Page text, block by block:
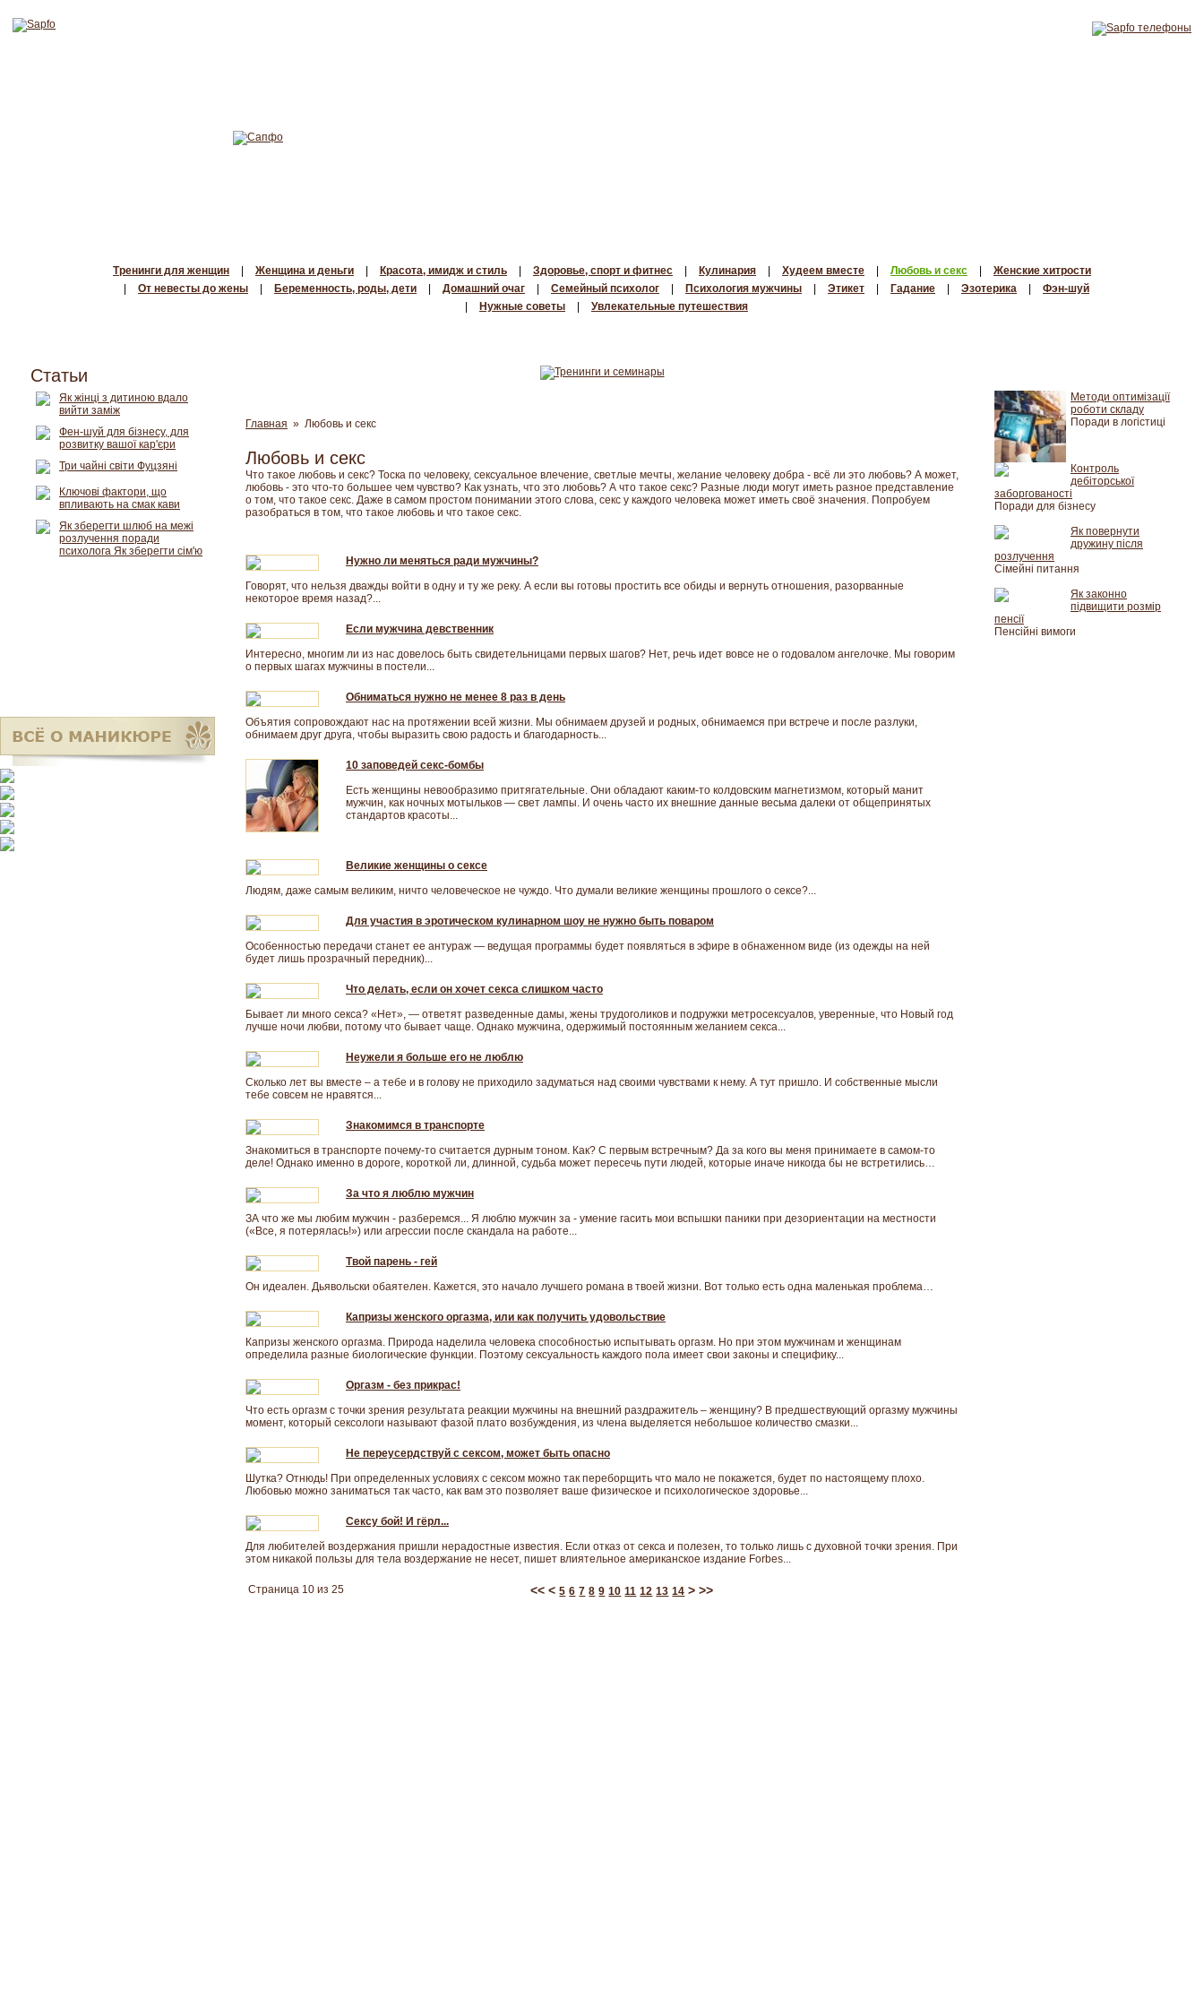
Тренинги для женщин Женщина и деньги Красота, имидж и стиль Здоровье, спорт и фитнес Кулинария Худеем вместе Любовь и секс
Женские хитрости
От невесты до жены Беременность, роды, дети Домашний очаг Семейный психолог Психология мужчины Этикет Гадание Эзотерика
Фэн-шуй
Нужные советы Увлекательные путешествия
Главная » Любовь и секс
Любовь и секс
Что такое любовь и секс? Тоска по человеку, сексуальное влечение, светлые мечты, желание человеку добра - всё ли это любовь? А может,
любовь - это что-то большее чем чувство? Как узнать, что это любовь? А что такое секс? Разные люди могут иметь разное представление
о том, что такое секс. Даже в самом простом понимании этого слова, секс у каждого человека может иметь своё значения. Попробуем
разобраться в том, что такое любовь и что такое секс.
Нужно ли меняться ради мужчины?
Говорят, что нельзя дважды войти в одну и ту же реку. А если вы готовы простить все обиды и вернуть отношения, разорванные
некоторое время назад?...
Если мужчина девственник
Интересно, многим ли из нас довелось быть свидетельницами первых шагов? Нет, речь идет вовсе не о годовалом ангелочке. Мы говорим
о первых шагах мужчины в постели...
Обниматься нужно не менее 8 раз в день
Объятия сопровождают нас на протяжении всей жизни. Мы обнимаем друзей и родных, обнимаемся при встрече и после разлуки,
обнимаем друг друга, чтобы выразить свою радость и благодарность...
10 заповедей секс-бомбы
Есть женщины невообразимо притягательные. Они обладают каким-то колдовским магнетизмом, который манит
мужчин, как ночных мотыльков — свет лампы. И очень часто их внешние данные весьма далеки от общепринятых
стандартов красоты...
Великие женщины о сексе
Людям, даже самым великим, ничто человеческое не чуждо. Что думали великие женщины прошлого о сексе?...
Для участия в эротическом кулинарном шоу не нужно быть поваром
Особенностью передачи станет ее антураж — ведущая программы будет появляться в эфире в обнаженном виде (из одежды на ней
будет лишь прозрачный передник)...
Что делать, если он хочет секса слишком часто
Бывает ли много секса? «Нет», — ответят разведенные дамы, жены трудоголиков и подружки метросексуалов, уверенные, что Новый год
лучше ночи любви, потому что бывает чаще. Однако мужчина, одержимый постоянным желанием секса...
Неужели я больше его не люблю
Сколько лет вы вместе – а тебе и в голову не приходило задуматься над своими чувствами к нему. А тут пришло. И собственные мысли
тебе совсем не нравятся...
Знакомимся в транспорте
Знакомиться в транспорте почему-то считается дурным тоном. Как? С первым встречным? Да за кого вы меня принимаете в самом-то
деле! Однако именно в дороге, короткой ли, длинной, судьба может пересечь пути людей, которые иначе никогда бы не встретились…
За что я люблю мужчин
ЗА что же мы любим мужчин - разберемся... Я люблю мужчин за - умение гасить мои вспышки паники при дезориентации на местности
(«Все, я потерялась!») или агрессии после скандала на работе...
Твой парень - гей
Он идеален. Дьявольски обаятелен. Кажется, это начало лучшего романа в твоей жизни. Вот только есть одна маленькая проблема…
Капризы женского оргазма, или как получить удовольствие
Капризы женского оргазма. Природа наделила человека способностью испытывать оргазм. Но при этом мужчинам и женщинам
определила разные биологические функции. Поэтому сексуальность каждого пола имеет свои законы и специфику...
Оргазм - без прикрас!
Что есть оргазм с точки зрения результата реакции мужчины на внешний раздражитель – женщину? В предшествующий оргазму мужчины
момент, который сексологи называют фазой плато возбуждения, из члена выделяется небольшое количество смазки...
Не переусердствуй с сексом, может быть опасно
Шутка? Отнюдь! При определенных условиях с сексом можно так переборщить что мало не покажется, будет по настоящему плохо.
Любовью можно заниматься так часто, как вам это позволяет ваше физическое и психологическое здоровье...
Сексу бой! И гёрл...
Для любителей воздержания пришли нерадостные известия. Если отказ от секса и полезен, то только лишь с духовной точки зрения. При
этом никакой пользы для тела воздержание не несет, пишет влиятельное американское издание Forbes...
Страница 10 из 25 <<<5 6 7 8 9 10 11 12 13 14 >>>
Статьи
Як жінці з дитиною вдало
вийти заміж
Фен-шуй для бізнесу, для
розвитку вашої кар'єри
Три чайні світи Фуцзяні
Ключові фактори, що
впливають на смак кави
Як зберегти шлюб на межі
розлучення поради
психолога Як зберегти сім'ю
Методи оптимізації
роботи складу
Поради в логістиці
Контроль
дебіторської
заборгованості
Поради для бізнесу
Як повернути
дружину після
розлучення
Сімейні питання
Як законно
підвищити розмір
пенсії
Пенсійні вимоги